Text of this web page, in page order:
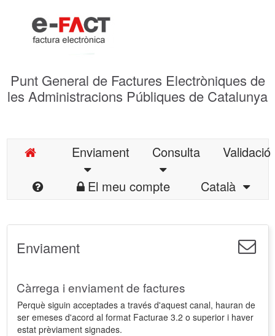
Punt General de Factures Electròniques de
les Administracions Públiques de Catalunya
Enviament Consulta
Validació
El meu compte
Català
Enviament
Càrrega i enviament de factures
Perquè siguin acceptades a través d'aquest canal, hauran de
ser emeses d'acord al format Facturae 3.2 o superior i haver
estat prèviament signades.